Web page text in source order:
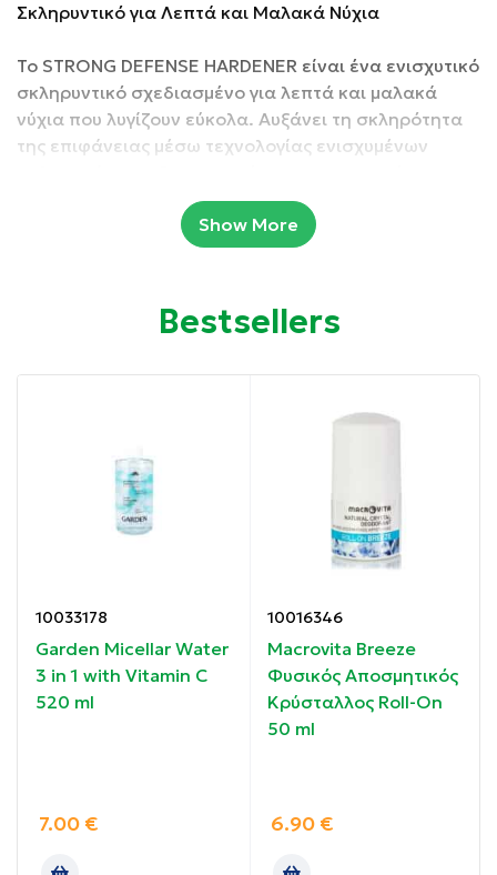
Σκληρυντικό για Λεπτά και Μαλακά Νύχια
Το STRONG DEFENSE HARDENER είναι ένα ενισχυτικό
σκληρυντικό σχεδιασμένο για λεπτά και μαλακά
νύχια που λυγίζουν εύκολα. Αυξάνει τη σκληρότητα
της επιφάνειας μέσω τεχνολογίας ενισχυμένων
Με τη βελτίωση της ακαμψίας, μειώνει τις μηχανικές
καταπόνηση. Η συστηματική χρήση συμβάλλει σε
πιο δυνατή και σταθερή δομή.
δυσκολεύονται να διατηρήσουν μήκος.
Ιδιότητες:
Αυξάνει τη σκληρότητα της επιφάνειας μέσω
τεχνολογίας ενισχυμένων πολυμερών που
Mειώνει τις μηχανικές φθορές και ενισχύει την
αντοχή στην καθημερινή καταπόνηση
Συμβάλλει σε πιο δυνατή και σταθερή δομή.
Ως βάση ή σκληρυντικό: εφαρμόστε 1 στρώση σε
καθαρά και στεγνά νύχια. Ως top coat: εφαρμόστε 1
Show More
Bestsellers
10033178
Garden Micellar Water
3 in 1 with Vitamin C
520 ml
7.00 €
10016346
Macrovita Breeze
Φυσικός Αποσμητικός
Κρύσταλλος Roll-On
50 ml
6.90 €